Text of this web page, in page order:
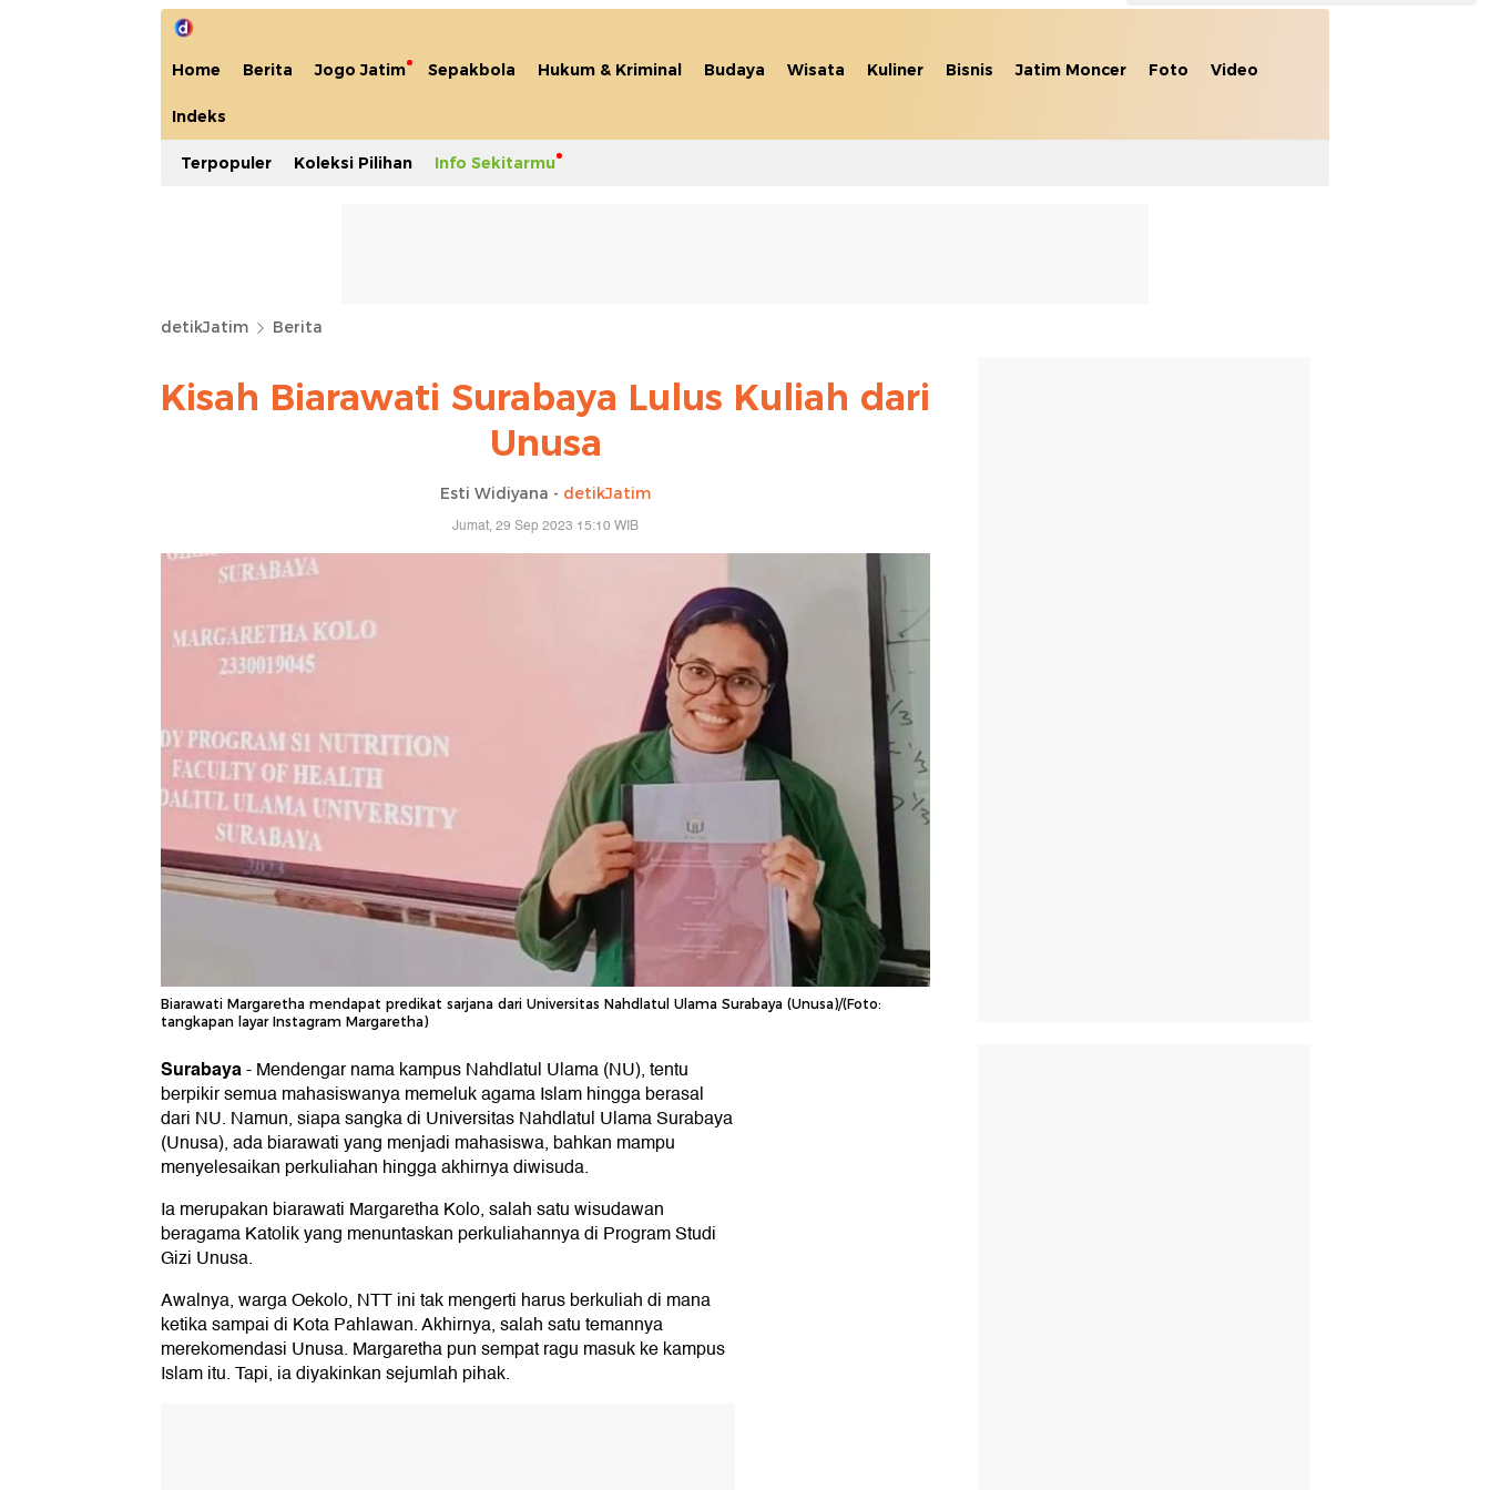
Home Berita Jogo Jatim Sepakbola Hukum & Kriminal Budaya Wisata Kuliner Bisnis Jatim Moncer Foto Video
Indeks
Terpopuler Koleksi Pilihan Info Sekitarmu
detikJatim Berita
Kisah Biarawati Surabaya Lulus Kuliah dari
Unusa
Esti Widiyana - detikJatim
Jumat, 29 Sep 2023 15:10 WIB
Biarawati Margaretha mendapat predikat sarjana dari Universitas Nahdlatul Ulama Surabaya (Unusa)/(Foto:
tangkapan layar Instagram Margaretha)
Surabaya-Mendengar nama kampus Nahdlatul Ulama (NU), tentu
berpikir semua mahasiswanya memeluk agama Islam hingga berasal
dari NU. Namun, siapa sangka di Universitas Nahdlatul Ulama Surabaya
(Unusa), ada biarawati yang menjadi mahasiswa, bahkan mampu
menyelesaikan perkuliahan hingga akhirnya diwisuda.
Ia merupakan biarawati Margaretha Kolo, salah satu wisudawan
beragama Katolik yang menuntaskan perkuliahannya di Program Studi
Gizi Unusa.
Awalnya, warga Oekolo, NTT ini tak mengerti harus berkuliah di mana
ketika sampai di Kota Pahlawan. Akhirnya, salah satu temannya
merekomendasi Unusa. Margaretha pun sempat ragu masuk ke kampus
Islam itu. Tapi, ia diyakinkan sejumlah pihak.